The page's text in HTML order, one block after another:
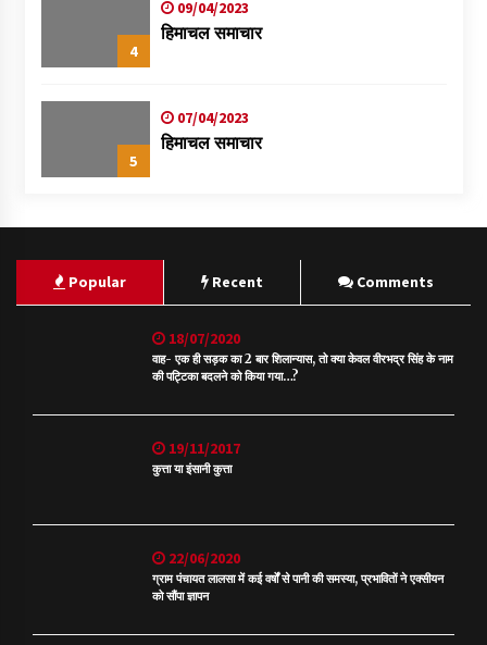
4
09/04/2023
हिमाचल समाचार
5
07/04/2023
हिमाचल समाचार
Popular Recent Comments
18/07/2020
वाह- एक ही सड़क का 2 बार शिलान्यास, तो क्या केवल वीरभद्र सिंह के नाम
की पट्टिका बदलने को किया गया…?
19/11/2017
कुत्ता या इंसानी कुत्ता
22/06/2020
ग्राम पंचायत लालसा में कई वर्षों से पानी की समस्या, प्रभावितों ने एक्सीयन
को सौंपा ज्ञापन